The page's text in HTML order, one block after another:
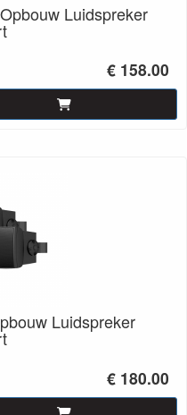
Luidspreker
€ 158.00
Luidspreker
€ 180.00